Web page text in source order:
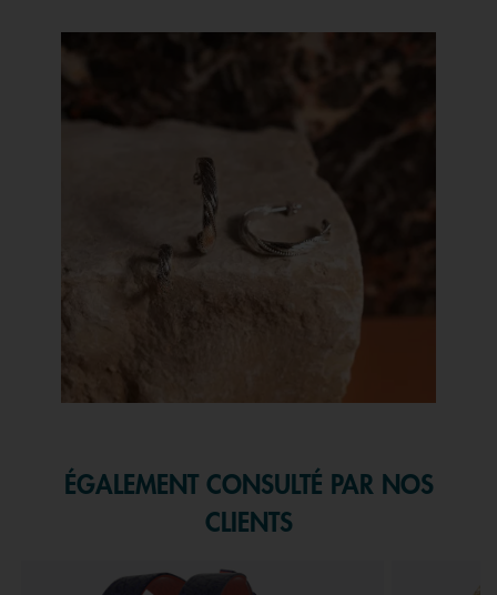
Media Carousel
Carousel with product photos. Use the previous and next buttons to
ÉGALEMENT CONSULTÉ PAR NOS
CLIENTS